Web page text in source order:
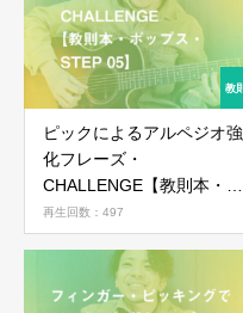
ピックによるアルペジオ強
化フレーズ・
CHALLENGE【教則本・ポ
ップス・STEP 05】
再生回数：497